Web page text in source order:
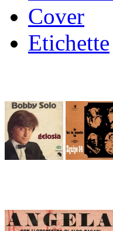
Cover
Etichette